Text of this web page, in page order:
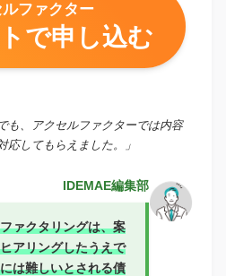
ファクター
で申し込む
も、アクセルファクターでは内容
応してもらえました。」
IDEMAE編集部
ァクタリングは、案
アリングしたうえで
は難しいとされる債